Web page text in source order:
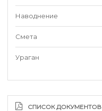
Наводнение
Смета
Ураган
СПИСОК ДОКУМЕНТОВ